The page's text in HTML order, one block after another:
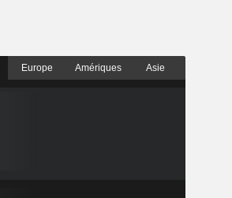
Europe Amériques Asie